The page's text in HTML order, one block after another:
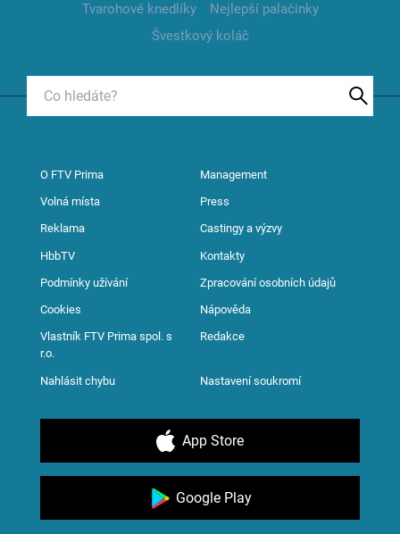
Tvarohové knedlíky
Nejlepší palačinky
Švestkový koláč
O FTV Prima Management
Volná místa Press
Reklama Castingy a výzvy
HbbTV Kontakty
Podmínky užívání Zpracování osobních údajů
Cookies Nápověda
Vlastník FTV Prima spol. s
r.o.
Redakce
Nahlásit chybu Nastavení soukromí
App Store
Google Play